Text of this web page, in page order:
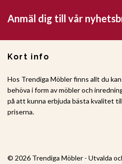
Anmäl dig till vår
Kort info
Hos Trendiga Möbler finns allt du
behöva i form av möbler och
på att kunna erbjuda bästa kvalitet
priserna.
© 2026 Trendiga Möbler - Utvalda